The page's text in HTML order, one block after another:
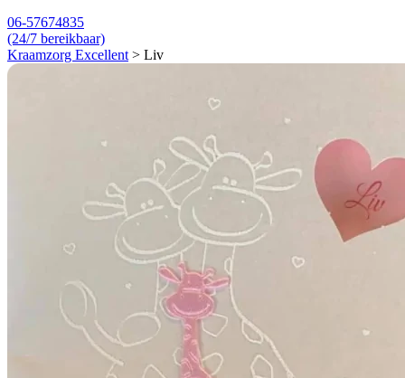
06-57674835
(24/7 bereikbaar)
Kraamzorg Excellent > Liv